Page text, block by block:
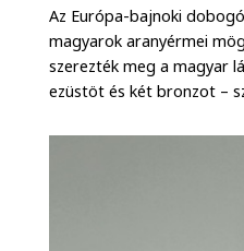
Az Európa-bajnoki
magyarok aranyérmei
szerezték meg a magyar
ezüstöt és két bronzot –